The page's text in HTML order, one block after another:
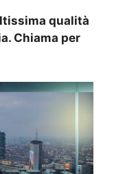
qualità
Chiama per